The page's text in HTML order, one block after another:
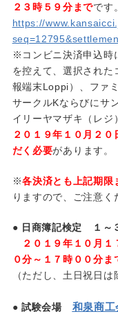
２３時５９分までです。
https://
※コンビニ決済申込時
を控えて、選択された
報端末Loppi）、ファ
サークルKならびにサ
イリーヤマザキ（レジ
２０１９年１０月２
だく必要があります。
※各決済とも上記期限
りますので、ご注意く
● 日商簿記検定 １～
２０１９年１０月１
０分～１７時００分ま
（ただし、土日祝日は
● 試験会場 和泉商工